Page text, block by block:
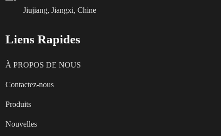
Jiujiang, Jiangxi, Chine
Liens Rapides
À PROPOS DE NOUS
Contactez-nous
Produits
Nouvelles